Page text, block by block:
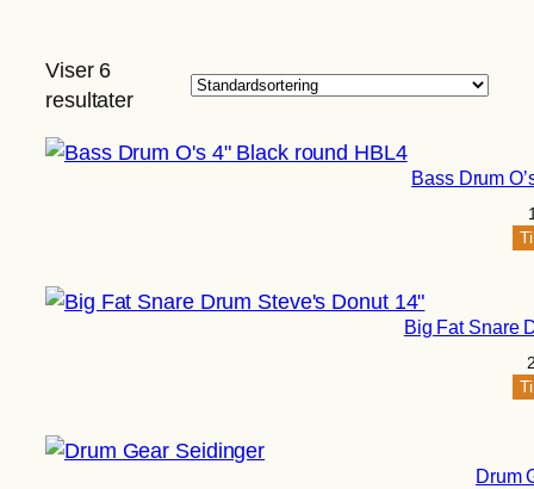
Viser 6
resultater
Bass Drum
Big Fat Snare
Drum